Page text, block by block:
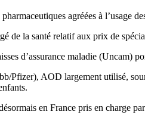
agréées à l’usage
de la santé relatif aux prix de
d’assurance maladie (Uncam)
Pfizer), AOD largement utilisé,
en France pris en charge